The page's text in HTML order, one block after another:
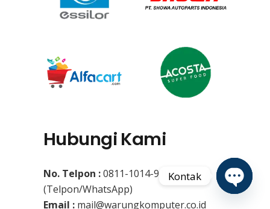
Hubungi Kami
No. Telpon :0811-1014-910
(Telpon/WhatsApp)
Email : mail@warungkomputer.co.id
Kontak